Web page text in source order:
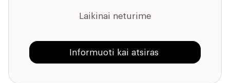
Laikinai neturime
Informuoti kai atsiras